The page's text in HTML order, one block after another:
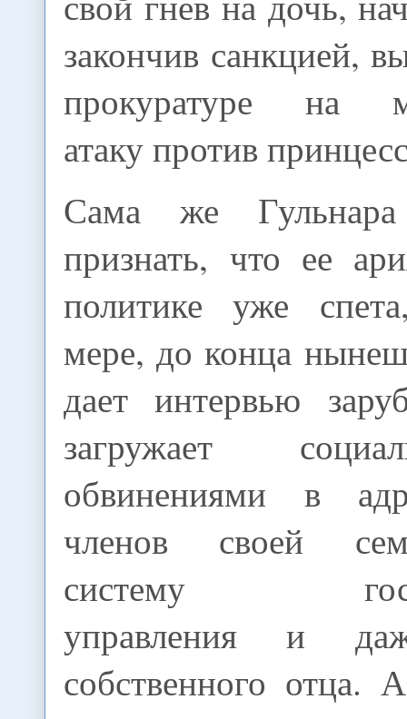
закончив санкцией,
прокуратуре на
атаку против
Сама же Гульнара
признать, что ее
политике уже
мере, до конца
дает интервью
загружает
обвинениями в
членов своей
систему
управления и
собственного отца.